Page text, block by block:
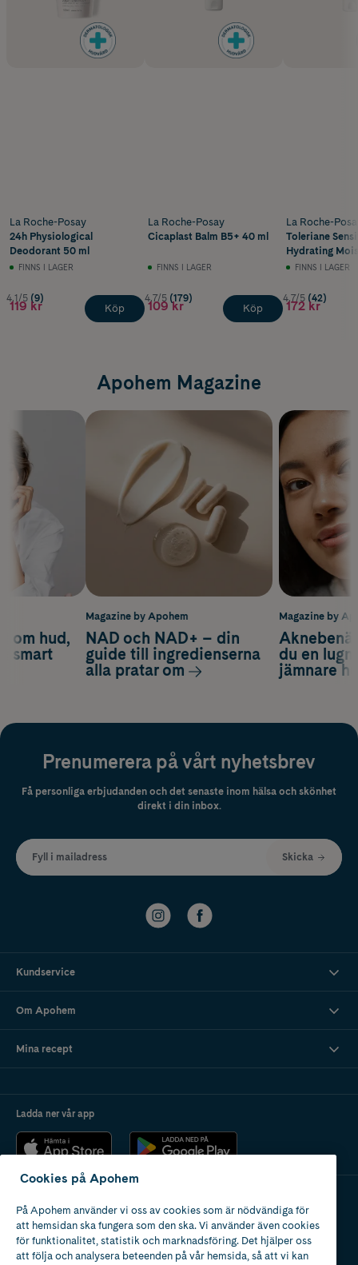
La Roche-Posay
24h Physiological
Deodorant 50 ml
FINNS I LAGER
4.1/5 (9)
119 kr Köp
La Roche-Posay
Cicaplast Balm B5+ 40 ml
FINNS I LAGER
4.7/5 (179)
109 kr Köp
La Roche-
Toleriane
Hydrating
40 ml
FINNS I LAGER
4.7/5 (42)
172 kr
Apohem Magazine
Magazine by
du en
jämnare
om hud,
smart
Magazine by Apohem
NAD och NAD+ – din
guide till ingredienserna
alla pratar om
Prenumerera på vårt nyhetsbrev
Få personliga erbjudanden och det senaste inom hälsa och skönhet
direkt i din inbox.
Fyll i mailadress Skicka
Kundservice
Om Apohem
Mina recept
Ladda ner vår app
Apotek med tillstånd
av Läkemedelsverket
Cookies på Apohem
På Apohem använder vi oss av cookies som är nödvändiga för
att hemsidan ska fungera som den ska. Vi använder även cookies
för funktionalitet, statistik och marknadsföring. Det hjälper oss
att följa och analysera beteenden på vår hemsida, så att vi kan